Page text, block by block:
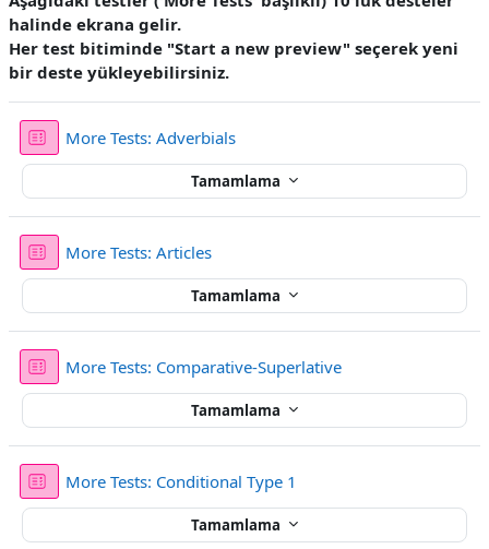
halinde ekrana gelir.
Her test bitiminde "Start a new preview" seçerek yeni
bir deste yükleyebilirsiniz.
More Tests: AdverbialsSınav
Tamamlama
More Tests: ArticlesSınav
Tamamlama
More Tests: Comparative-SuperlativeSınav
Tamamlama
More Tests: Conditional Type 1
Tamamlama